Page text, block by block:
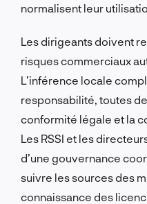
normalisent leur
Les dirigeants doivent
risques commerciaux
L’inférence locale
responsabilité, toutes
conformité légale et la
Les RSSI et les
d’une gouvernance
suivre les sources des
connaissance des